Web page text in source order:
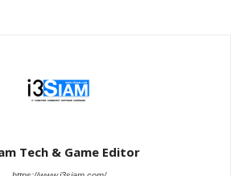
Tech & Game Editor